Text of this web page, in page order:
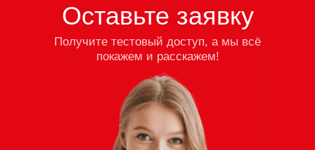
Оставьте заявку
Получите тестовый доступ, а мы всё
покажем и расскажем!